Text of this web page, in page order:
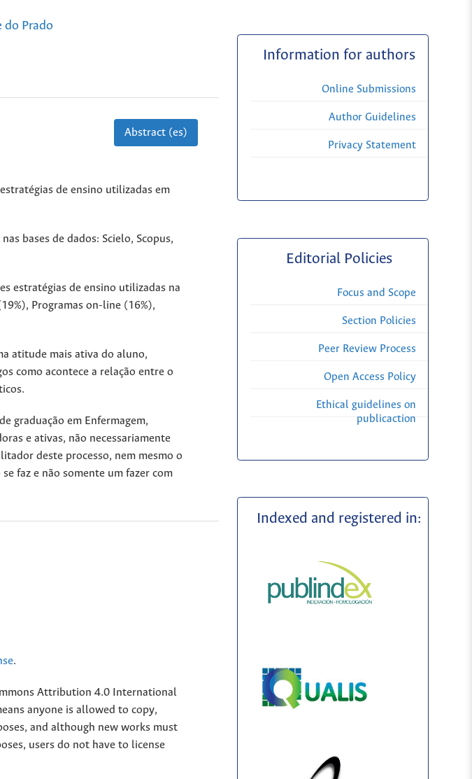
do Prado
Abstract (es)
de ensino utilizadas em
bases de dados: Scielo, Scopus,
estratégias de ensino utilizadas na
Programas on-line (16%),
atitude mais ativa do aluno,
como acontece a relação entre o
graduação em Enfermagem,
e ativas, não necessariamente
deste processo, nem mesmo o
faz e não somente um fazer com
.
Attribution 4.0 International
anyone is allowed to copy,
and although new works must
users do not have to license
Information for authors
Online Submissions
Author Guidelines
Privacy Statement
Editorial Policies
Focus and Scope
Section Policies
Peer Review Process
Open Access Policy
Ethical guidelines on
publicaction
Indexed and registered in: